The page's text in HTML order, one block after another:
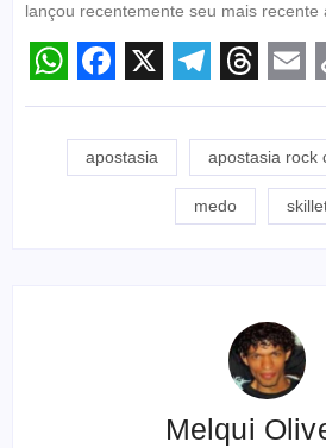
lançou recentemente seu mais recente
WhatsApp
Facebook
X
apostasia apostasia rock
medo
Melqui